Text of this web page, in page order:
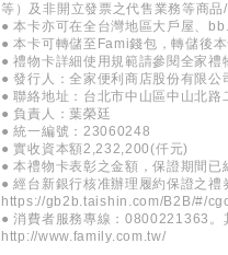
等）及非開立發票之代售業務等商
● 本卡亦可在全台灣地區大戶屋、
● 本卡可轉儲至Fami錢包，轉儲後
● 禮物卡詳細使用規範請參閱全家禮
● 發行人：全家便利商店股份有限公
● 聯絡地址：台北市中山區中山北路
● 負責人：葉榮廷
● 統一編號：23060248
● 實收資本額2,232,200(仟元)
● 本禮物卡表彰之金額，保證期間
● 經台新銀行核准辦理履約保證之禮
https://gb2b.taishin.com/B2B/#/
● 消費者服務專線：0800221363。
http://www.family.com.tw/